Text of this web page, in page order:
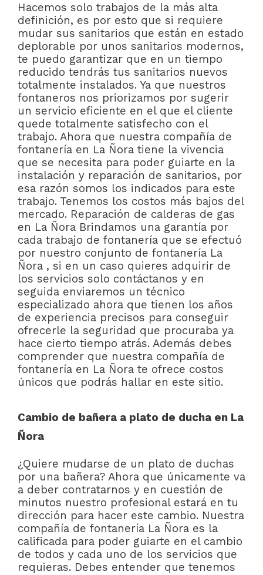
Hacemos solo trabajos de la más alta
definición, es por esto que si requiere
mudar sus sanitarios que están en estado
deplorable por unos sanitarios modernos,
te puedo garantizar que en un tiempo
reducido tendrás tus sanitarios nuevos
totalmente instalados. Ya que nuestros
fontaneros nos priorizamos por sugerir
un servicio eficiente en el que el cliente
quede totalmente satisfecho con el
trabajo. Ahora que nuestra compañía de
fontanería en La Ñora tiene la vivencia
que se necesita para poder guiarte en la
instalación y reparación de sanitarios, por
esa razón somos los indicados para este
trabajo. Tenemos los costos más bajos del
mercado. Reparación de calderas de gas
en La Ñora Brindamos una garantía por
cada trabajo de fontanería que se efectuó
por nuestro conjunto de fontanería La
Ñora , si en un caso quieres adquirir de
los servicios solo contáctanos y en
seguida enviaremos un técnico
especializado ahora que tienen los años
de experiencia precisos para conseguir
ofrecerle la seguridad que procuraba ya
hace cierto tiempo atrás. Además debes
comprender que nuestra compañía de
fontanería en La Ñora te ofrece costos
únicos que podrás hallar en este sitio.
Cambio de bañera a plato de ducha en La
Ñora
¿Quiere mudarse de un plato de duchas
por una bañera? Ahora que únicamente va
a deber contratarnos y en cuestión de
minutos nuestro profesional estará en tu
dirección para hacer este cambio. Nuestra
compañía de fontanería La Ñora es la
calificada para poder guiarte en el cambio
de todos y cada uno de los servicios que
requieras. Debes entender que tenemos